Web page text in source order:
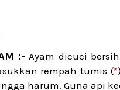
:- Ayam dicuci
rempah tumis (*
harum. Guna api